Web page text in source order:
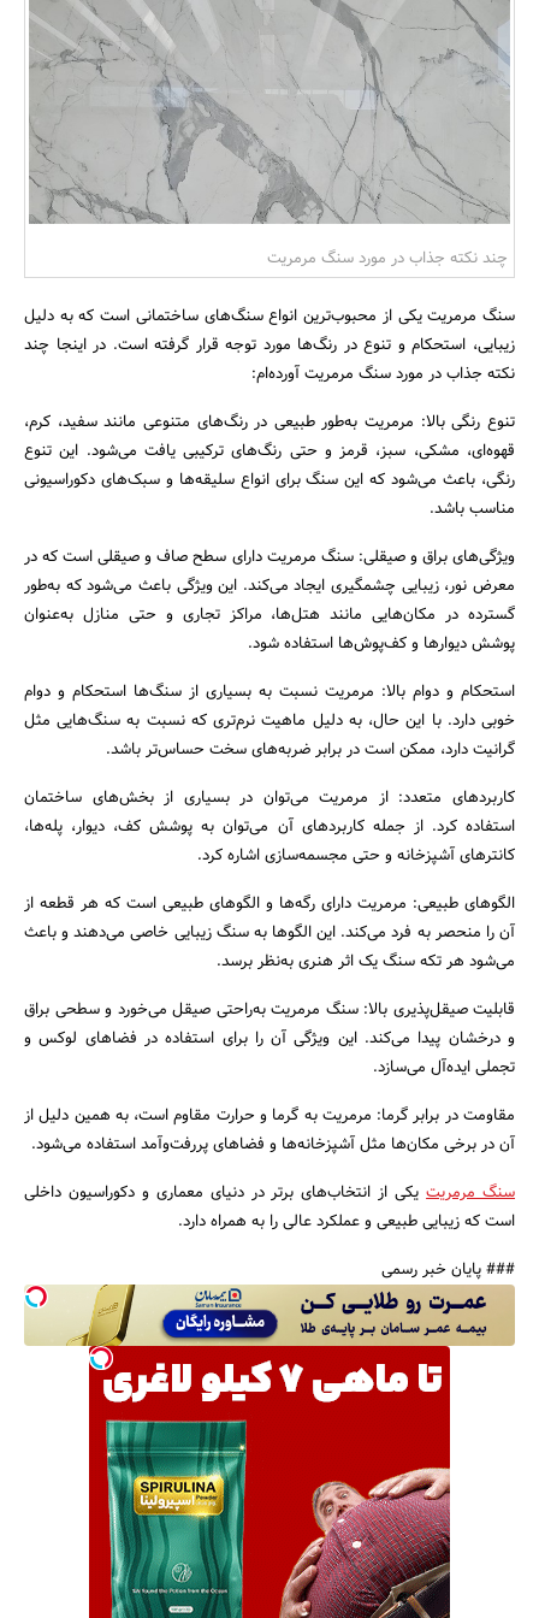
بانک، بیمه و سرمایه
مسکن و ساختمان
جستجو
چند نکته جذاب در مورد سنگ مرمریت
سنگ مرمریت یکی از محبوب‌ترین انواع سنگ‌های ساختمانی است که به دلیل
زیبایی، استحکام و تنوع در رنگ‌ها مورد توجه قرار گرفته است. در اینجا چند
نکته جذاب در مورد سنگ مرمریت آورده‌ام:
تنوع رنگی بالا: مرمریت به‌طور طبیعی در رنگ‌های متنوعی مانند سفید، کرم،
قهوه‌ای، مشکی، سبز، قرمز و حتی رنگ‌های ترکیبی یافت می‌شود. این تنوع
رنگی، باعث می‌شود که این سنگ برای انواع سلیقه‌ها و سبک‌های دکوراسیونی
مناسب باشد.
ویژگی‌های براق و صیقلی: سنگ مرمریت دارای سطح صاف و صیقلی است که در
معرض نور، زیبایی چشمگیری ایجاد می‌کند. این ویژگی باعث می‌شود که به‌طور
گسترده در مکان‌هایی مانند هتل‌ها، مراکز تجاری و حتی منازل به‌عنوان
پوشش دیوارها و کف‌پوش‌ها استفاده شود.
استحکام و دوام بالا: مرمریت نسبت به بسیاری از سنگ‌ها استحکام و دوام
خوبی دارد. با این حال، به دلیل ماهیت نرم‌تری که نسبت به سنگ‌هایی مثل
گرانیت دارد، ممکن است در برابر ضربه‌های سخت حساس‌تر باشد.
کاربردهای متعدد: از مرمریت می‌توان در بسیاری از بخش‌های ساختمان
استفاده کرد. از جمله کاربردهای آن می‌توان به پوشش کف، دیوار، پله‌ها،
کانترهای آشپزخانه و حتی مجسمه‌سازی اشاره کرد.
الگوهای طبیعی: مرمریت دارای رگه‌ها و الگوهای طبیعی است که هر قطعه از
آن را منحصر به فرد می‌کند. این الگوها به سنگ زیبایی خاصی می‌دهند و باعث
می‌شود هر تکه سنگ یک اثر هنری به‌نظر برسد.
قابلیت صیقل‌پذیری بالا: سنگ مرمریت به‌راحتی صیقل می‌خورد و سطحی براق
و درخشان پیدا می‌کند. این ویژگی آن را برای استفاده در فضاهای لوکس و
تجملی ایده‌آل می‌سازد.
مقاومت در برابر گرما: مرمریت به گرما و حرارت مقاوم است، به همین دلیل از
آن در برخی مکان‌ها مثل آشپزخانه‌ها و فضاهای پررفت‌وآمد استفاده می‌شود.
سنگ مرمریتیکی از انتخاب‌های برتر در دنیای معماری و دکوراسیون داخلی
است که زیبایی طبیعی و عملکرد عالی را به همراه دارد.
### پایان خبر رسمی